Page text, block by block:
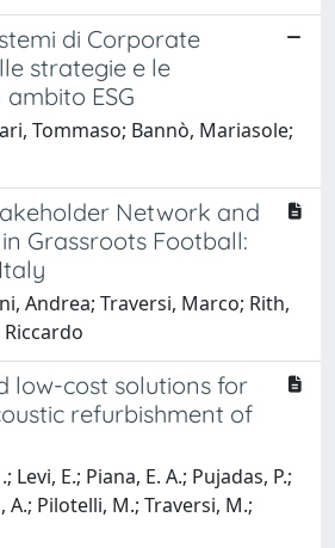
di Corporate
strategie e le
ESG
Tommaso; Bannò, Mariasole;
Network and
Grassroots Football:
Andrea; Traversi, Marco; Rith,
low-cost solutions for
refurbishment of
Levi, E.; Piana, E. A.; Pujadas, P.;
A.; Pilotelli, M.; Traversi, M.;